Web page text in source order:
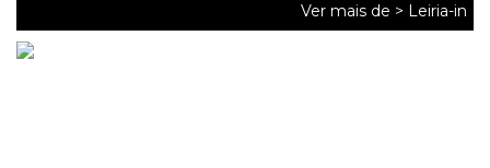
Ver mais de > Leiria-in